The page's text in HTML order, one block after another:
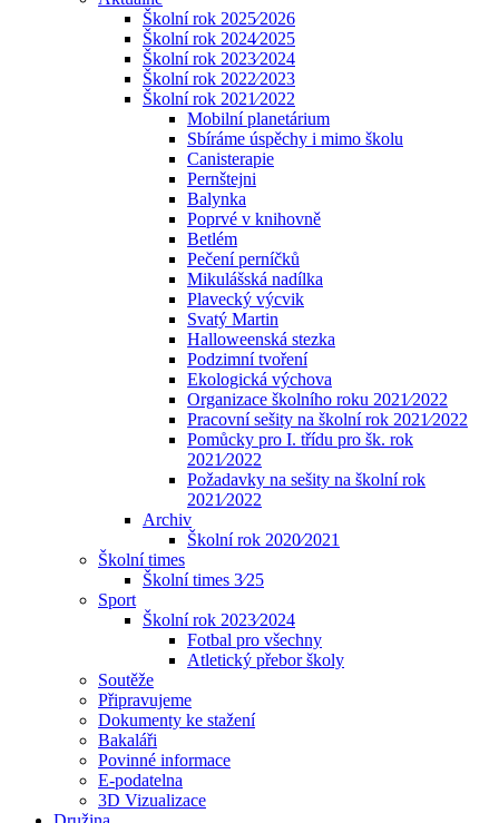
Školní rok 2025⁄2026
Školní rok 2024⁄2025
Školní rok 2023⁄2024
Školní rok 2022⁄2023
Školní rok 2021⁄2022
Mobilní planetárium
Sbíráme úspěchy i mimo školu
Canisterapie
Pernštejni
Balynka
Poprvé v knihovně
Betlém
Pečení perníčků
Mikulášská nadílka
Plavecký výcvik
Svatý Martin
Halloweenská stezka
Podzimní tvoření
Ekologická výchova
Organizace školního roku 2021⁄2022
Pracovní sešity na školní rok 2021⁄2022
Pomůcky pro I. třídu pro šk. rok
2021⁄2022
Požadavky na sešity na školní rok
2021⁄2022
Archiv
Školní rok 2020⁄2021
Školní times
Školní times 3⁄25
Sport
Školní rok 2023⁄2024
Fotbal pro všechny
Atletický přebor školy
Soutěže
Připravujeme
Dokumenty ke stažení
Bakaláři
Povinné informace
E-podatelna
3D Vizualizace